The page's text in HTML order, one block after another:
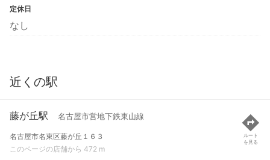
定休日
なし
近くの駅
藤が丘駅 名古屋市営地下鉄東山線
名古屋市名東区藤が丘１６３
このページの店舗から 472 m
ルート
を見る